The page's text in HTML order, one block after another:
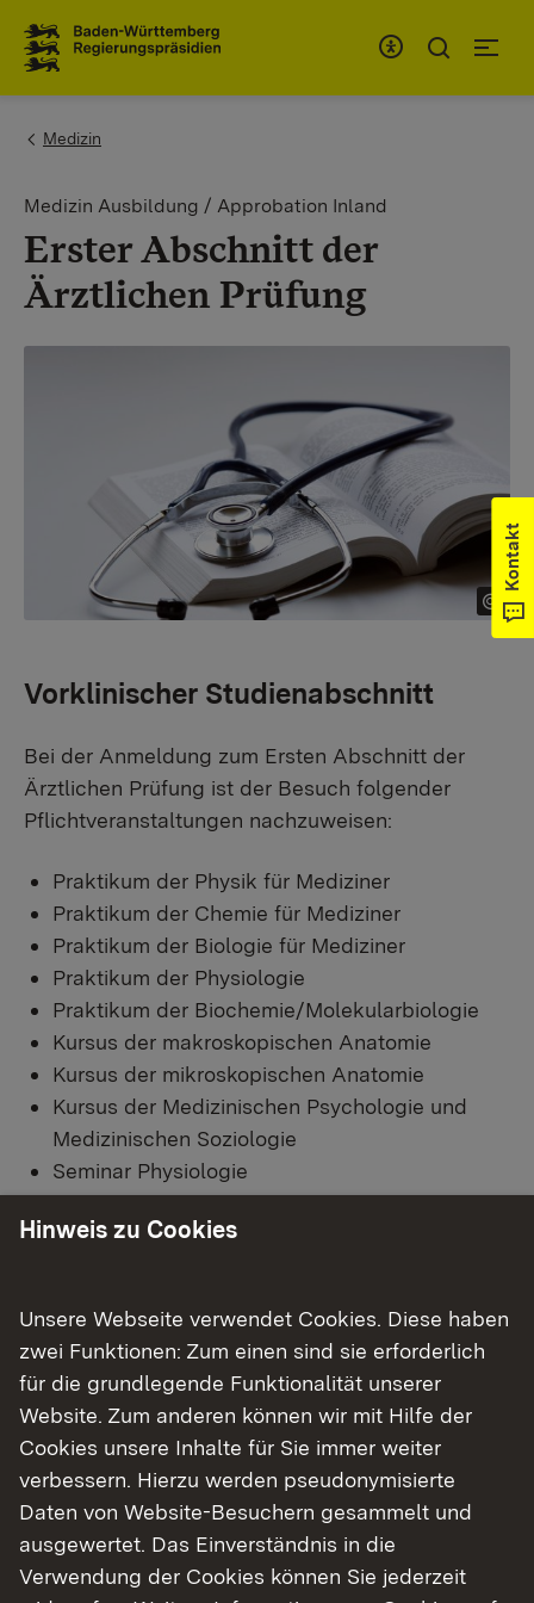
You are here:
Medizin
Medizin Ausbildung / Approbation Inland
Erster Abschnitt der
Ärztlichen Prüfung
Vorklinischer Studienabschnitt
Bei der Anmeldung zum Ersten Abschnitt der
Ärztlichen Prüfung ist der Besuch folgender
Pflichtveranstaltungen nachzuweisen:
Praktikum der Physik für Mediziner
Praktikum der Chemie für Mediziner
Praktikum der Biologie für Mediziner
Praktikum der Physiologie
Praktikum der Biochemie/Molekularbiologie
Kursus der makroskopischen Anatomie
Kursus der mikroskopischen Anatomie
Kursus der Medizinischen Psychologie und
Medizinischen Soziologie
Seminar Physiologie
Seminar Biochemie/Molekularbiologie
Seminar Anatomie
Praktikum zur Einführung in die Klinische
Medizin (mit Patientenvorstellung)
Praktikum der Berufsfelderkundung
Praktikum der medizinischen Terminologie
Seminar mit klinischem Bezug nach § 2 Abs. 2
ÄAppO (nur Universität Ulm)
Integriertes Seminar nach § 2 Abs. 2 ÄAppO
(nur Universität Ulm)
ein benotetes Wahlfach (§ 2 Abs. 8 ÄAppO)
Kontakt
Hinweis zu Cookies
Unsere Webseite verwendet Cookies. Diese haben
zwei Funktionen: Zum einen sind sie erforderlich
für die grundlegende Funktionalität unserer
Website. Zum anderen können wir mit Hilfe der
Cookies unsere Inhalte für Sie immer weiter
verbessern. Hierzu werden pseudonymisierte
Daten von Website-Besuchern gesammelt und
ausgewertet. Das Einverständnis in die
Verwendung der Cookies können Sie jederzeit